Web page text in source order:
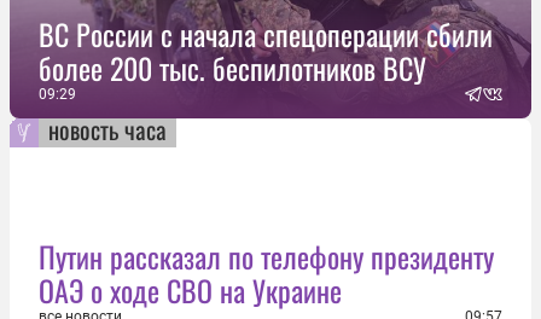
ВС России с начала спецоперации сбили
более 200 тыс. беспилотников ВСУ
09:29
новость часа
Путин рассказал по телефону президенту
ОАЭ о ходе СВО на Украине